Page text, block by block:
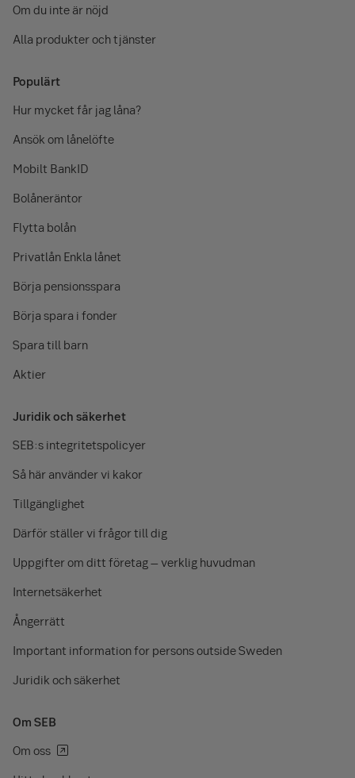
Om du inte är nöjd
Alla produkter och tjänster
Populärt
Hur mycket får jag låna?
Ansök om lånelöfte
Mobilt BankID
Bolåneräntor
Flytta bolån
Privatlån Enkla lånet
Börja pensionsspara
Börja spara i fonder
Spara till barn
Aktier
Juridik och säkerhet
SEB:s integritetspolicyer
Så här använder vi kakor
Tillgänglighet
Därför ställer vi frågor till dig
Uppgifter om ditt företag – verklig huvudman
Internetsäkerhet
Ångerrätt
Important information for persons outside Sweden
Juridik och säkerhet
Om SEB
Om oss